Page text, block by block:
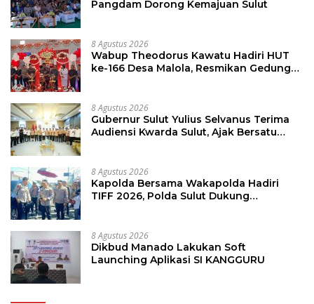
Pangdam Dorong Kemajuan Sulut
8 Agustus 2026
Wabup Theodorus Kawatu Hadiri HUT
ke-166 Desa Malola, Resmikan Gedung
8 Agustus 2026
Gubernur Sulut Yulius Selvanus Terima
Audiensi Kwarda Sulut, Ajak Bersatu
8 Agustus 2026
Kapolda Bersama Wakapolda Hadiri
TIFF 2026, Polda Sulut Dukung
8 Agustus 2026
Dikbud Manado Lakukan Soft
Launching Aplikasi SI KANGGURU